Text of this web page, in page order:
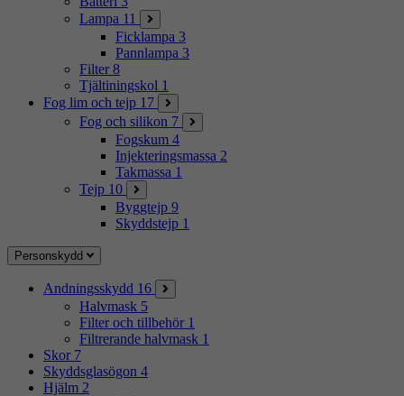
Lampa 11
Ficklampa 3
Pannlampa 3
Filter 8
Tjältiningskol 1
Fog lim och tejp 17
Fog och silikon 7
Fogskum 4
Injekteringsmassa 2
Takmassa 1
Tejp 10
Byggtejp 9
Skyddstejp 1
Personskydd
Andningsskydd 16
Halvmask 5
Filter och tillbehör 1
Filtrerande halvmask 1
Skor 7
Skyddsglasögon 4
Hjälm 2